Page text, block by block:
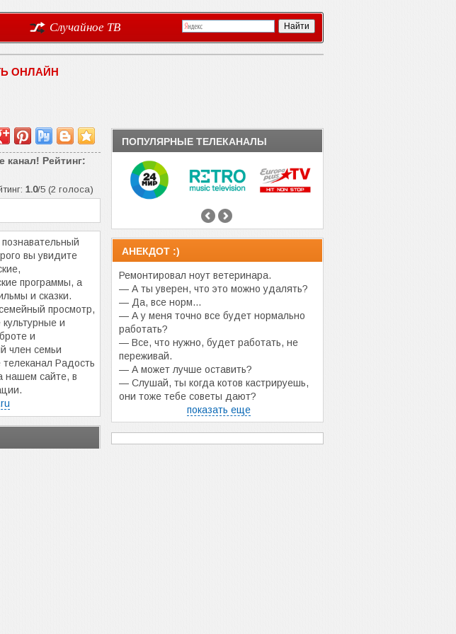
Случайное ТВ
ОНЛАЙН
канал! Рейтинг:
1.0/5 (2 голоса)
вы увидите
программы, а
и сказки.
просмотр,
и
и
член семьи
Радость
нашем сайте, в
ПОПУЛЯРНЫЕ ТЕЛЕКАНАЛЫ
АНЕКДОТ :)
Ремонтировал ноут ветеринара.
— А ты уверен, что это можно удалять?
— Да, все норм...
— А у меня точно все будет нормально
работать?
— Все, что нужно, будет работать, не
переживай.
— А может лучше оставить?
— Слушай, ты когда котов кастрируешь,
они тоже тебе советы дают?
показать еще